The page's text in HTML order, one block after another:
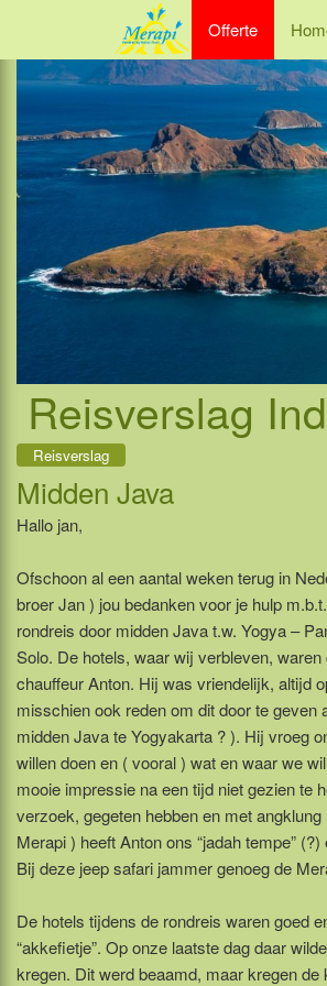
Offerte
Reisverslag
Reisverslag
Midden Java
Hallo jan,
Ofschoon al een aantal weken terug in
broer Jan ) jou bedanken voor je hulp
rondreis door midden Java t.w. Yogya –
Solo. De hotels, waar wij verbleven,
chauffeur Anton. Hij was vriendelijk, altijd
misschien ook reden om dit door te geven
midden Java te Yogyakarta ? ). Hij vroeg
willen doen en ( vooral ) wat en waar we
mooie impressie na een tijd niet gezien te
verzoek, gegeten hebben en met
Merapi ) heeft Anton ons “jadah tempe”
Bij deze jeep safari jammer genoeg de
De hotels tijdens de rondreis waren goed
“akkefietje”. Op onze laatste dag daar
kregen. Dit werd beaamd, maar kregen